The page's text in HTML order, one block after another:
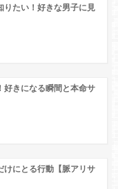
りたい！好きな男子に見
好きになる瞬間と本命サ
けにとる行動【脈アリサ